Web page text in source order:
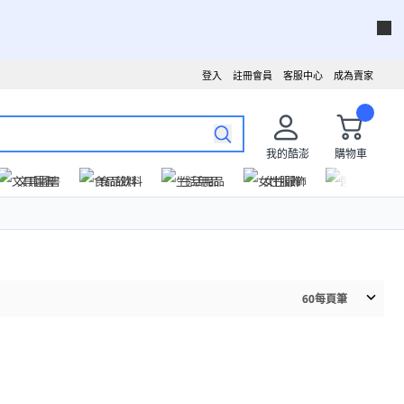
成為賣家
客服中心
註冊會員
登入
我的酷澎
購物車
文具圖書
食品飲料 生活用品 女性服飾
60每頁筆